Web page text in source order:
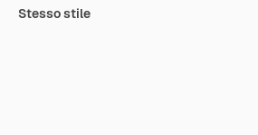
Stesso stile